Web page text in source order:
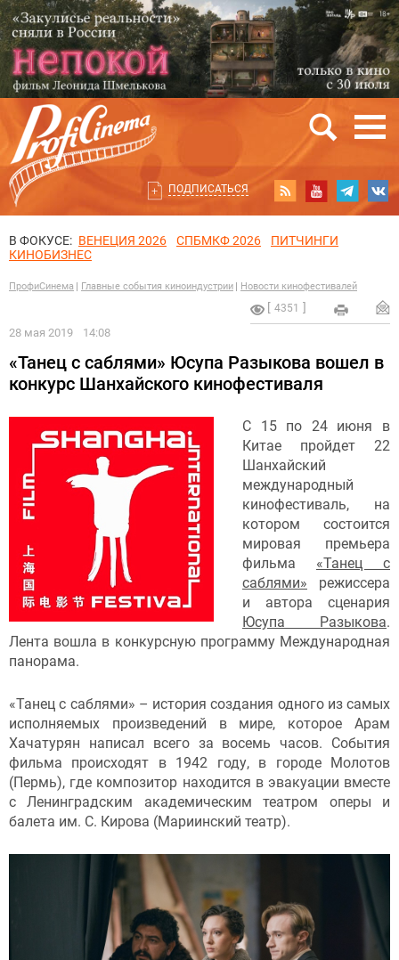
ПОДПИСАТЬСЯ
В ФОКУСЕ: ВЕНЕЦИЯ 2026 СПБМКФ 2026
ПИТЧИНГИ
КИНОБИЗНЕС
ПрофиСинема Главные события киноиндустрии Новости кинофестивалей
4351
28 мая 2019 14:08
«Танец с саблями» Юсупа Разыкова вошел в
конкурс Шанхайского кинофестиваля
С 15 по 24 июня в
Китае пройдет 22
Шанхайский
международный
кинофестиваль, на
котором состоится
мировая премьера
фильма «Танец с
саблями» режиссера
и автора сценария
Юсупа Разыкова.
Лента вошла в конкурсную программу Международная
панорама.
«Танец с саблями» – история создания одного из самых
исполняемых произведений в мире, которое Арам
Хачатурян написал всего за восемь часов. События
фильма происходят в 1942 году, в городе Молотов
(Пермь), где композитор находится в эвакуации вместе
с Ленинградским академическим театром оперы и
балета им. С. Кирова (Мариинский театр).